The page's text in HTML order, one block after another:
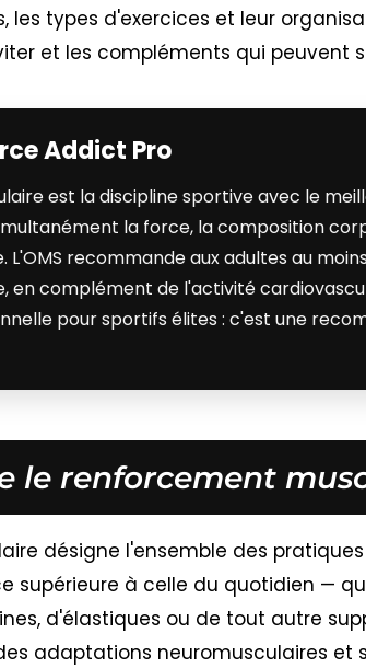
types d'exercices et leur
et les compléments qui peuvent
Addict Pro
est la discipline sportive avec le
la force, la composition
recommande aux adultes au
en complément de l'activité
pour sportifs élites : c'est une
le renforcement
désigne l'ensemble des
supérieure à celle du quotidien —
d'élastiques ou de tout autre
adaptations neuromusculaires